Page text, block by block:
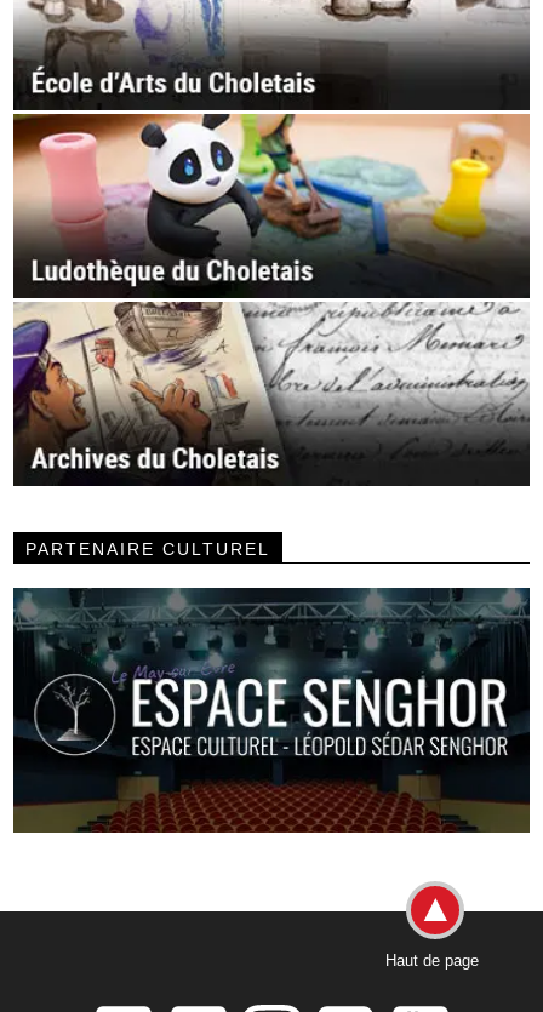
PARTENAIRE CULTUREL
Haut de page